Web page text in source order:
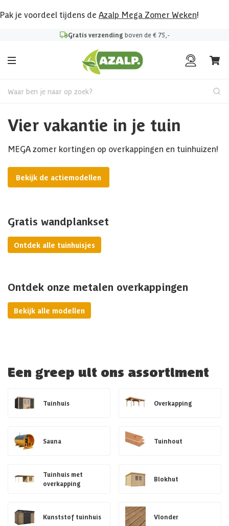
Pak je voordeel tijdens de Azalp Mega Zomer Weken!
Gratis verzending boven de € 75,-
Waar ben je naar op zoek?
Vier vakantie in je tuin
MEGA zomer kortingen op overkappingen en tuinhuizen!
Bekijk de actiemodellen
Gratis wandplankset
Ontdek alle tuinhuisjes
Ontdek onze metalen overkappingen
Bekijk alle modellen
Een greep uit ons assortiment
Tuinhuis Overkapping
Sauna Tuinhout
Tuinhuis met
overkapping
Blokhut
Kunststof tuinhuis Vlonder